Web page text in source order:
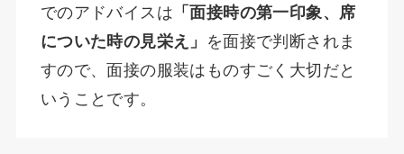
でのアドバイスは 「面接時の第一印象、席
についた時の見栄え」
を面接で判断されま
すので、面接の服装はものすごく大切だと
いうことです。